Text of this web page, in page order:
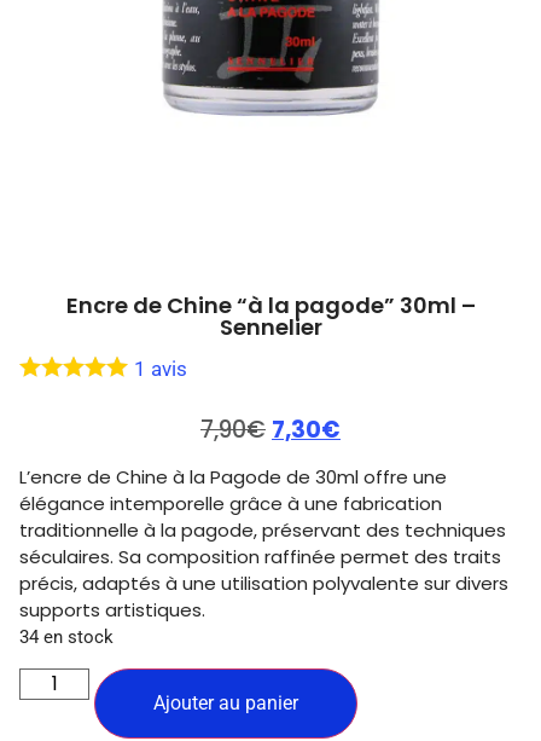
Encre de Chine “à la pagode” 30ml –
Sennelier
1 avis
7,90€ 7,30€
L’encre de Chine à la Pagode de 30ml offre une
élégance intemporelle grâce à une fabrication
traditionnelle à la pagode, préservant des techniques
séculaires. Sa composition raffinée permet des traits
précis, adaptés à une utilisation polyvalente sur divers
supports artistiques.
34 en stock
Ajouter au panier